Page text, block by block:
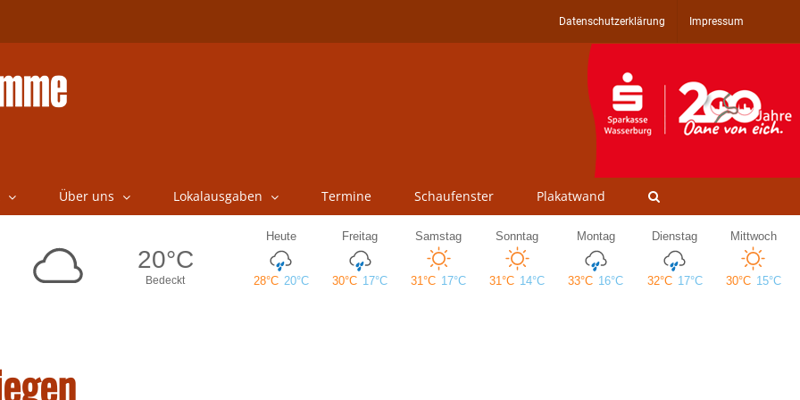
Datenschutzerklärung Impressum
Über uns Lokalausgaben Termine Schaufenster Plakatwand